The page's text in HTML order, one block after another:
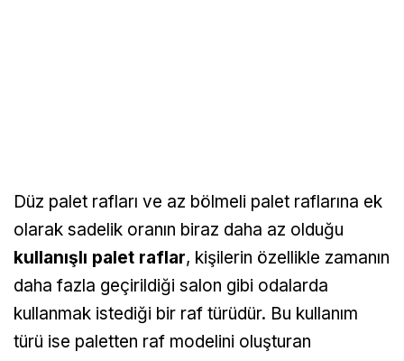
Düz palet rafları ve az bölmeli palet raflarına ek
olarak sadelik oranın biraz daha az olduğu
kullanışlı palet raflar, kişilerin özellikle zamanın
daha fazla geçirildiği salon gibi odalarda
kullanmak istediği bir raf türüdür. Bu kullanım
türü ise paletten raf modelini oluşturan